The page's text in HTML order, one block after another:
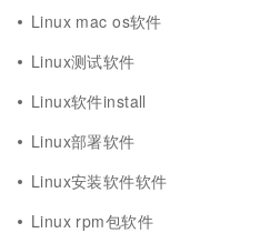
Linux mac os软件
Linux测试软件
Linux软件install
Linux部署软件
Linux安装软件软件
Linux rpm包软件